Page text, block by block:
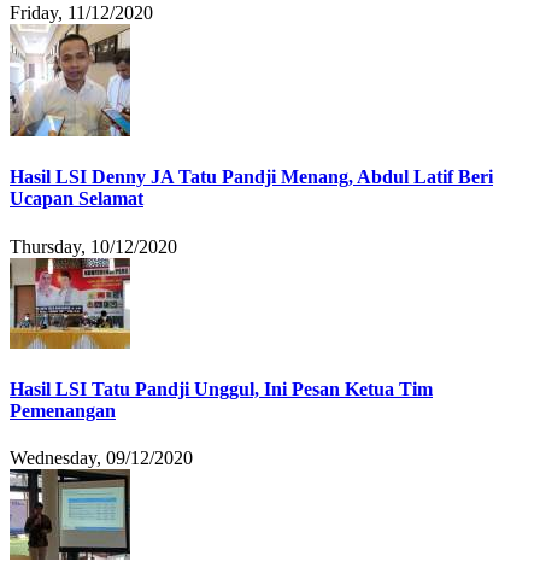
Friday, 11/12/2020
Hasil LSI Denny JA Tatu Pandji Menang, Abdul Latif Beri
Ucapan Selamat
Thursday, 10/12/2020
Hasil LSI Tatu Pandji Unggul, Ini Pesan Ketua Tim
Pemenangan
Wednesday, 09/12/2020